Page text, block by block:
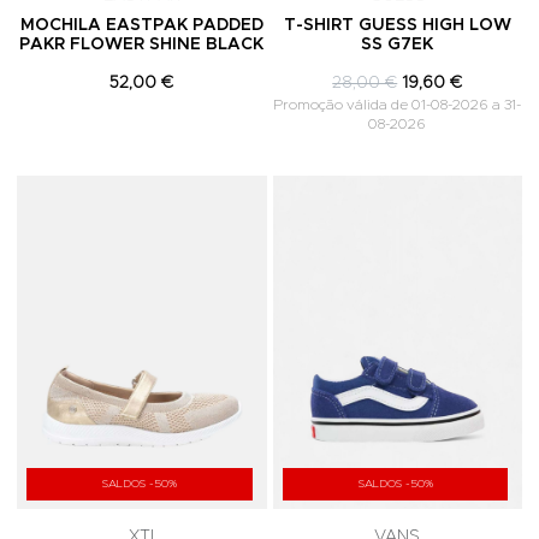
MOCHILA EASTPAK PADDED
PAKR FLOWER SHINE BLACK
52,00 €
T-SHIRT GUESS HIGH LOW
SS G7EK
28,00 € 19,60 €
Promoção válida de 01-08-2026 a 31-
08-2026
SALDOS -50% SALDOS -50%